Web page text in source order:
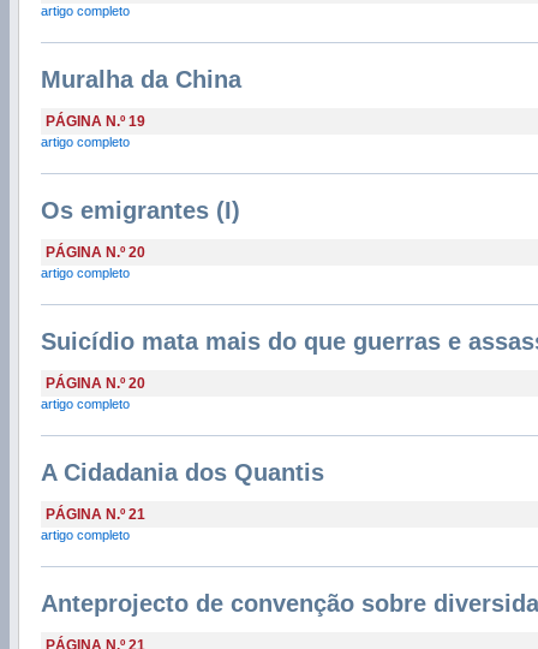
artigo completo
Muralha da China
PÁGINA N.º 19
artigo completo
Os emigrantes (I)
PÁGINA N.º 20
artigo completo
Suicídio mata mais do que guerras e
PÁGINA N.º 20
artigo completo
A Cidadania dos Quantis
PÁGINA N.º 21
artigo completo
Anteprojecto de convenção sobre
PÁGINA N.º 21